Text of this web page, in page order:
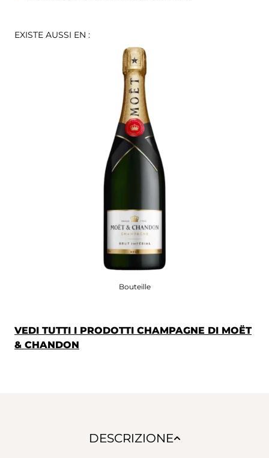
EXISTE AUSSI EN :
Bouteille
VEDI TUTTI I PRODOTTI CHAMPAGNE DI MOËT
& CHANDON
DESCRIZIONE